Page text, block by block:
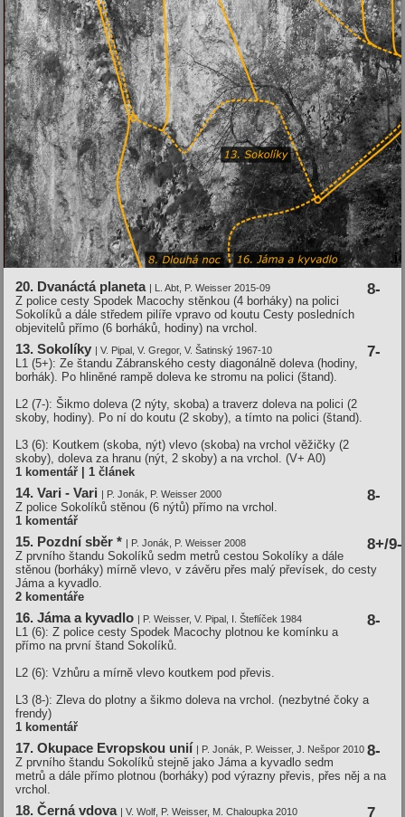
20. Dvanáctá planeta | L. Abt, P. Weisser 2015-09 8-
Z police cesty Spodek Macochy stěnkou (4 borháky) na polici
Sokolíků a dále středem pilíře vpravo od koutu Cesty posledních
objevitelů přímo (6 borháků, hodiny) na vrchol.
13. Sokolíky | V. Pipal, V. Gregor, V. Šatinský 1967-10 7-
L1 (5+): Ze štandu Zábranského cesty diagonálně doleva (hodiny,
borhák). Po hliněné rampě doleva ke stromu na polici (štand).
L2 (7-): Šikmo doleva (2 nýty, skoba) a traverz doleva na polici (2
skoby, hodiny). Po ní do koutu (2 skoby), a tímto na polici (štand).
L3 (6): Koutkem (skoba, nýt) vlevo (skoba) na vrchol věžičky (2
skoby), doleva za hranu (nýt, 2 skoby) a na vrchol.
(V+ A0)
1 komentář | 1 článek
14. Vari - Vari | P. Jonák, P. Weisser 2000 8-
Z police Sokolíků stěnou (6 nýtů) přímo na vrchol.
1 komentář
15. Pozdní sběr * | P. Jonák, P. Weisser 2008 8+/9-
Z prvního štandu Sokolíků sedm metrů cestou Sokolíky a dále
stěnou (borháky) mírně vlevo, v závěru přes malý převísek, do cesty
Jáma a kyvadlo.
2 komentáře
16. Jáma a kyvadlo | P. Weisser, V. Pipal, I. Šteflíček 1984 8-
L1 (6): Z police cesty Spodek Macochy plotnou ke komínku a
přímo na první štand Sokolíků.
L2 (6): Vzhůru a mírně vlevo koutkem pod převis.
L3 (8-): Zleva do plotny a šikmo doleva na vrchol. (nezbytné čoky a
frendy)
1 komentář
17. Okupace Evropskou unií | P. Jonák, P. Weisser, J. Nešpor 2010 8-
Z prvního štandu Sokolíků stejně jako Jáma a kyvadlo sedm
metrů a dále přímo plotnou (borháky) pod výrazny převis, přes něj a na
vrchol.
18. Černá vdova | V. Wolf, P. Weisser, M. Chaloupka 2010 7